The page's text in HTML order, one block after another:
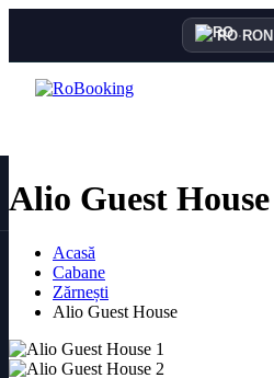
RO·RON
Alio Guest House
Acasă
Cabane
Zărnești
Alio Guest House